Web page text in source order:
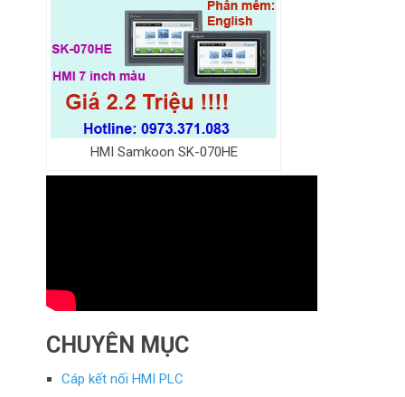
HMI Samkoon SK-070HE
CHUYÊN MỤC
Cáp kết nối HMI PLC